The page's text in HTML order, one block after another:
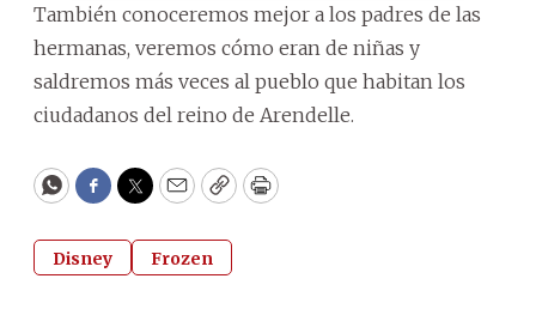
También conoceremos mejor a los padres de las
hermanas, veremos cómo eran de niñas y
saldremos más veces al pueblo que habitan los
ciudadanos del reino de Arendelle.
WhatsApp
Facebook
Twitter
EmailCopyPrint
Disney Frozen